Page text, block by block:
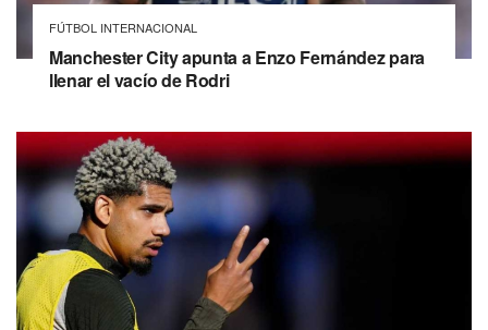
FÚTBOL INTERNACIONAL
Manchester City apunta a Enzo Fernández para
llenar el vacío de Rodri